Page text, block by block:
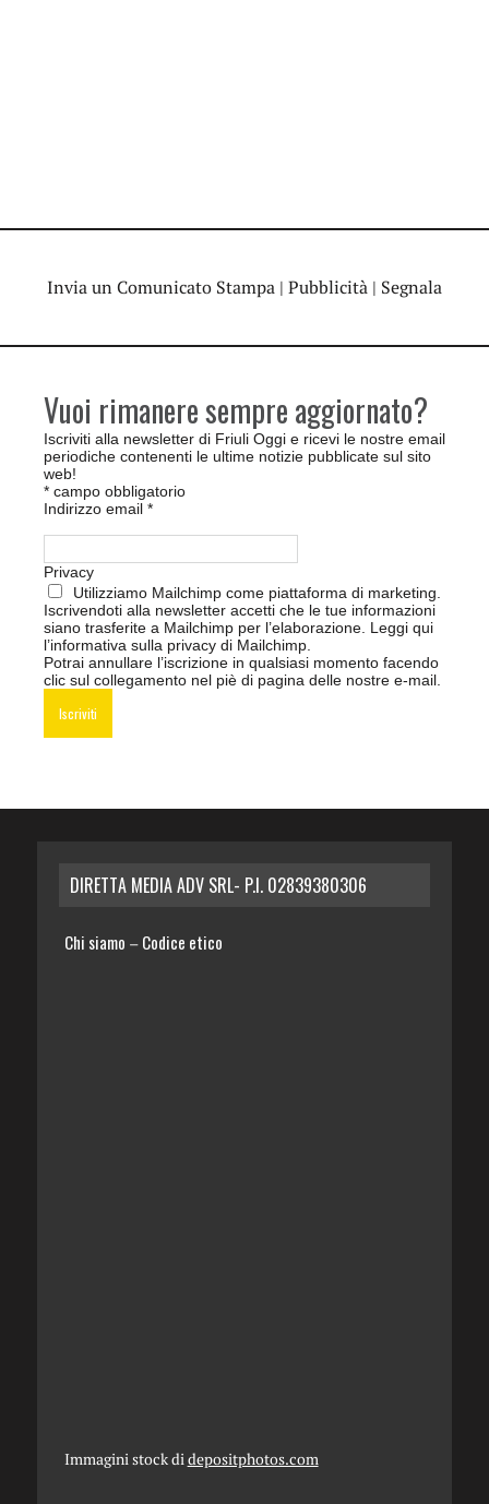
Invia un Comunicato Stampa | Pubblicità | Segnala
Vuoi rimanere sempre aggiornato?
Iscriviti alla newsletter di Friuli Oggi e ricevi le nostre email
periodiche contenenti le ultime notizie pubblicate sul sito
web!
* campo obbligatorio
Indirizzo email *
Privacy
Utilizziamo Mailchimp come piattaforma di marketing.
Iscrivendoti alla newsletter accetti che le tue informazioni
siano trasferite a Mailchimp per l’elaborazione. Leggi qui
l’informativa sulla privacy di Mailchimp.
Potrai annullare l’iscrizione in qualsiasi momento facendo
clic sul collegamento nel piè di pagina delle nostre e-mail.
DIRETTA MEDIA ADV SRL- P.I. 02839380306
Chi siamo – Codice etico
Immagini stock didepositphotos.com